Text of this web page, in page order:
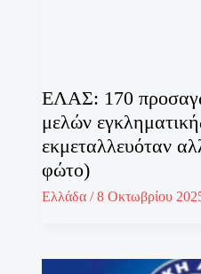
ΕΛΑΣ: 170
μελών
εκμεταλλευόταν
φώτο)
Ελλάδα /8 Οκτωβρίου